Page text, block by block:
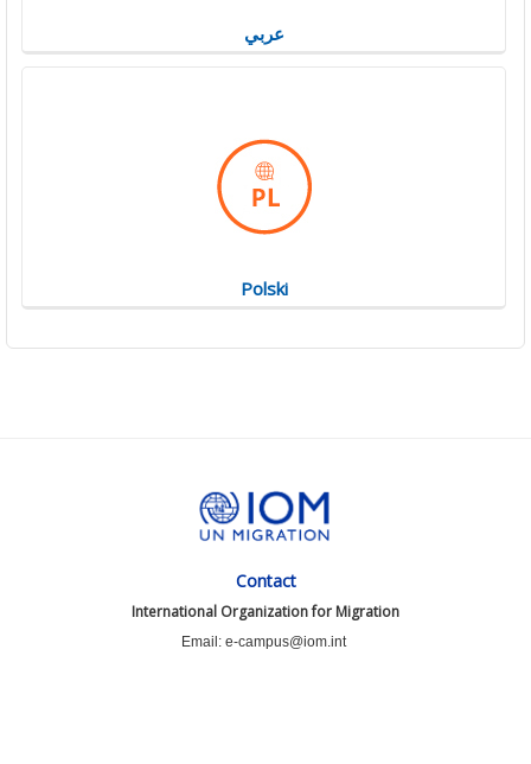
Contact
International Organization for Migration
Email: e-campus@iom.int